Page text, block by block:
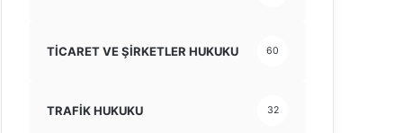
TİCARET VE ŞİRKETLER HUKUKU 60
TRAFİK HUKUKU 32